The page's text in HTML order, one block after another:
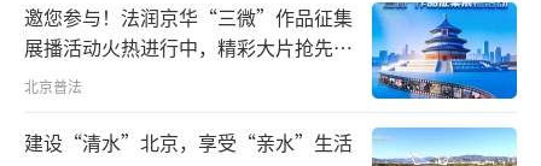
从中共中央、国务院发布《关于深化养老
服务改革发展的意见》，到政府工作报告将大
力发展银发经济作为全年重点工作之一，我国
分级分类、普惠可及、覆盖城乡、持续发展的
邀您参与！法润京华“三微”作品征集
展播活动火热进行中，精彩大片抢先看
～
北京普法
建设“清水”北京，享受“亲水”生活